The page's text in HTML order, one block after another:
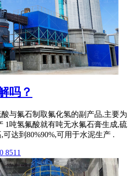
吗？
与氟石制取氟化氢的副产品,主要为
1吨氢氟酸就有吨无水氟石膏生成,硫
达到80%90%,可用于水泥生产 .
8511